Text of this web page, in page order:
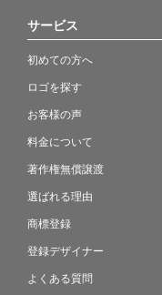
サービス
初めての方へ
ロゴを探す
お客様の声
料金について
著作権無償譲渡
選ばれる理由
商標登録
登録デザイナー
よくある質問